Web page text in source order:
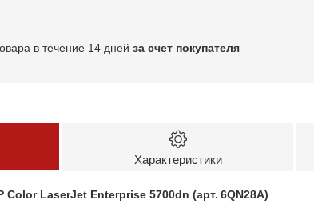
в течение 14 дней за счет покупателя
Характеристики
LaserJet Enterprise 5700dn (арт. 6QN28A)